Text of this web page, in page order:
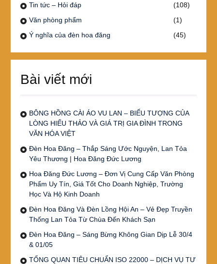
Tin tức – Hỏi đáp
(108)
Văn phòng phẩm
(1)
Ý nghĩa của đèn hoa đăng
(45)
Bài viết mới
BÔNG HỒNG CÀI ÁO VU LAN – BIỂU TƯỢNG CỦA
LÒNG HIẾU THẢO VÀ GIÁ TRỊ GIA ĐÌNH TRONG
VĂN HÓA VIỆT
Đèn Hoa Đăng – Thắp Sáng Ước Nguyện, Lan Tỏa
Yêu Thương | Hoa Đăng Đức Lương
Hoa Đăng Đức Lương – Đơn Vị Cung Cấp Văn Phòng
Phẩm Uy Tín, Giá Tốt Cho Doanh Nghiệp, Trường
Học Và Hộ Kinh Doanh
Đèn Hoa Đăng Và Đèn Lồng Hội An – Vẻ Đẹp Truyền
Thống Lan Tỏa Từ Chùa Đến Khách Sạn
Đèn Hoa Đăng – Sáng Bừng Không Gian Dịp Lễ 30/4
& 01/05
TỔNG QUAN TIÊU CHUẨN ISO 22000 – DỊCH VỤ TƯ